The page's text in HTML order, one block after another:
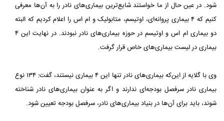
شود. در عین حال از ما خواستند شایع‌ترین بیماری‌های نادر را به آن‌ها معرفی
کنیم که ۴ بیماری پروانه‌ای، اوتیسم، متابولیک و ام اس را اعلام کردیم که البته
دو بیماری ام اس و اوتیسم در حوزه بیماری‌های نادر نبودند. در نهایت این ۴
بیماری در لیست بیماری‌های خاص قرار گرفت.
وی با گلایه از این‌که بیماری‌های نادر تنها این ۴ بیماری نیستند، گفت: ۱۳۴ نوع
بیماری نادر سرفصل بودجه‌ای ندارند و اگر به عنوان بیماری‌های نادر شناخته
شوند، باید برای آن‌ها در بنیاد بیماری‌های نادر، سرفصل بودجه تعیین شود.